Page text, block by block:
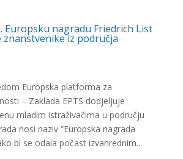
Europsku nagradu Friedrich List
znanstvenike iz područja
Europska platforma za
– Zaklada EPTS dodjeljuje
mladim istraživačima u području
nosi naziv “Europska nagrada
bi se odala počast izvanrednim...